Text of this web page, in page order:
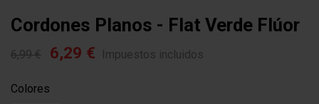
Cordones Planos - Flat Verde Flúor
6,99 € 6,29 € Impuestos incluidos
Colores